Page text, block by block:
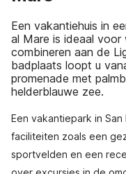
Een vakantiehuis in
al Mare is ideaal
combineren aan de
badplaats loopt u
promenade met
helderblauwe zee.
Een vakantiepark in
faciliteiten zoals een
sportvelden en een